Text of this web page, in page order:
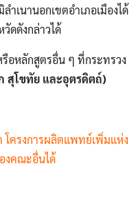
เนานอกเขตอําเภอเมืองได้
ดดังกล่าวได้
อหลักสูตรอื่น ๆ ที่กระทรวง
สุโขทัย และอุตรดิตถ์)
ครงการผลิตแพทย์เพิ่มแห่ง
งคณะอื่นได้